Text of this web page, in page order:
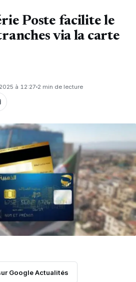
Poste facilite le
via la carte
à 12:27 2 min de lecture
Google Actualités